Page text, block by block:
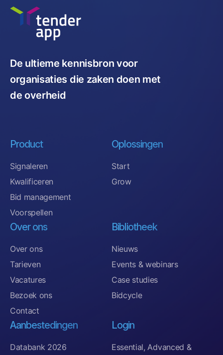
De ultieme kennisbron voor
organisaties die zaken doen met
de overheid
Product
Signaleren
Kwalificeren
Bid management
Voorspellen
Oplossingen
Start
Grow
Over ons
Over ons
Tarieven
Vacatures
Bezoek ons
Contact
Bibliotheek
Nieuws
Events & webinars
Case studies
Bidcycle
Aanbestedingen
Databank 2026
Login
Essential, Advanced &